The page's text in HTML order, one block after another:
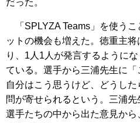
だった。
「SPLYZA Teams」を使うこ
ットの機会も増えた。徳重主
り、1人1人が発言するように
ている。選手から三浦先生に「
自分はこう思うけど、どうし
問が寄せられるという。三浦先
選手たちの中から出た意見か